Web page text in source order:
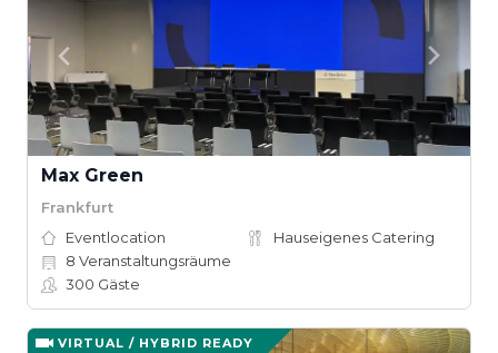
Max Green
Frankfurt
Eventlocation
Hauseigenes Catering
8 Veranstaltungsräume
300 Gäste
VIRTUAL / HYBRID READY